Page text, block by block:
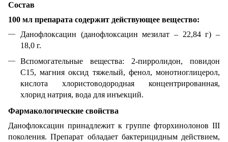
Состав
100 мл препарата содержит действующее вещество:
Данофлоксацин (данофлоксацин мезилат – 22,84 г) –
18,0 г.
Вспомогательные вещества: 2-пирролидон, повидон
С15, магния оксид тяжелый, фенол, монотиоглицерол,
кислота хлористоводородная концентрированная,
хлорид натрия, вода для инъекций.
Фармакологические свойства
Данофлоксацин принадлежит к группе фторхинолонов ІІІ
поколения. Препарат обладает бактерицидным действием,